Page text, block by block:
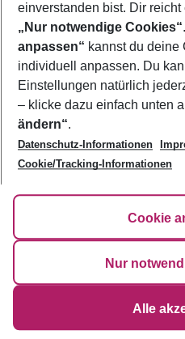
AGB
Bestpreisgarantie
Cookie-Einstellungen ändern
Cookie-Richtlinie
Datenschutz
Fakten
Flexibel buchen
Service & Hilfe
Agenturbetreuung
Barrierefreies Reisen
Check-in
FAQ
HanseMerkur Reiseversicherung
Hilfe & Kontakt
Newsletter
Folge uns
einverstanden bist. Dir
„Nur notwendige Cookies“
anpassen“ kannst du deine
individuell anpassen. Du
Einstellungen natürlich
– klicke dazu einfach unten
ändern“.
Datenschutz-Informationen
Cookie/Tracking-Informationen
Cookie
Nur
Alle